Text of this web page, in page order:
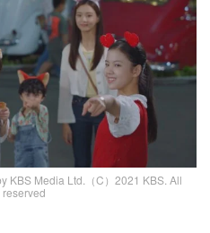
KBS Media Ltd.（C）2021 KBS. All
reserved